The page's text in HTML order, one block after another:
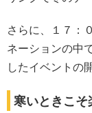
さらに、１７：
ネーションの中
したイベントの
寒いときこそ